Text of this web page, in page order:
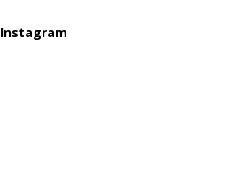
Instagram